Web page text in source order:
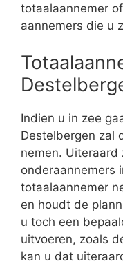
totaalaannemer
aannemers die u
Indien u in zee
Destelbergen zal
nemen.
onderaannemers
totaalaannemer
en houdt de
u toch een
uitvoeren, zoals
kan u dat